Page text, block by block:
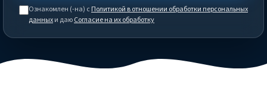
Ознакомлен (-на) сПолитикой в отношении обработки персональных
данныхи даюСогласие на их обработку